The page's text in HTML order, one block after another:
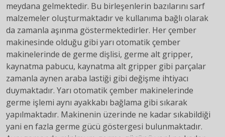
meydana gelmektedir. Bu birleşenlerin bazılarını sarf
malzemeler oluşturmaktadır ve kullanıma bağlı olarak
da zamanla aşınma göstermektedirler. Her çember
makinesinde olduğu gibi yarı otomatik çember
makinelerinde de germe dişlisi, germe alt gripper,
kaynatma pabucu, kaynatma alt gripper gibi parçalar
zamanla aynen araba lastiği gibi değişme ihtiyacı
duymaktadır. Yarı otomatik çember makinelerinde
germe işlemi aynı ayakkabı bağlama gibi sıkarak
yapılmaktadır. Makinenin üzerinde ne kadar sıkabildiği
yani en fazla germe gücü göstergesi bulunmaktadır.